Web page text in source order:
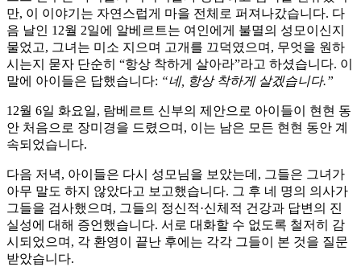
만, 이 이야기는 자연스럽게 마을 전체로 퍼져나갔습니다. 다
음 날인 12월 2일에 알베르트는 여인에게 불멸의 성모이신지
물었고, 그녀는 미소 지으며 고개를 끄덕였으며, 무엇을 원하
시는지 묻자 단순히 “항상 착하게 살아라”라고 하셨습니다. 이
말에 아이들은 답했습니다: “네, 항상 착하게 살겠습니다.”
12월 6일 화요일, 람베르트 신부의 제안으로 아이들이 현현 동
안 처음으로 장미경을 드렸으며, 이는 남은 모든 현현 동안 계
속되었습니다.
다음 저녁, 아이들은 다시 성모님을 보았는데, 그들은 그녀가
아무 말도 하지 않았다고 보고했습니다. 그 후 네 명의 의사가
그들을 검사했으며, 그들의 정신적·신체적 건강과 답변의 진
실성에 대해 증언했습니다. 서로 대화할 수 없도록 철저히 감
시되었으며, 각 환영이 끝난 후에는 각각 그들이 본 것을 질문
받았습니다.